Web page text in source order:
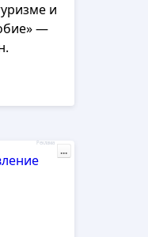
и
—
Реклама
...